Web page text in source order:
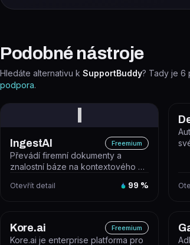
Podobné nástroje
Hledáte alternativu k SupportBuddy? Tady je 6
podpora.
I
IngestAI Freemium
Převádí firemní dokumenty a
znalostní báze na kontextového AI
programování...
Otevřít detail 99 %
Kore.ai Freemium
Kore.ai je enterprise platforma pro